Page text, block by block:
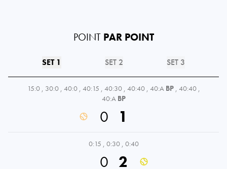
POINT PAR POINT
SET 1 SET 2 SET 3
15:0 , 30:0 , 40:0 , 40:15 , 40:30 , 40:40 , 40:A BP , 40:40 ,
40:A BP
0 1
0:15 , 0:30 , 0:40
0 2